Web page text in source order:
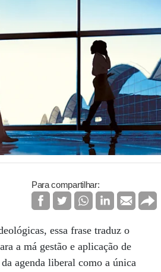
Para compartilhar:
essa frase traduz o
a má gestão e aplicação de
agenda liberal como a única